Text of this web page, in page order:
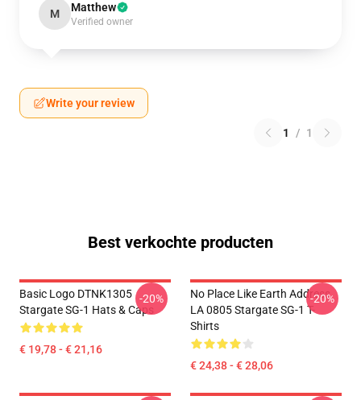
M Matthew
Verified owner
Write your review
1 / 1
Best verkochte producten
Basic Logo DTNK1305
Stargate SG-1 Hats & Caps
€ 19,78 - € 21,16
-20%
No Place Like Earth Address
LA 0805 Stargate SG-1 T-
Shirts
€ 24,38 - € 28,06
-20%